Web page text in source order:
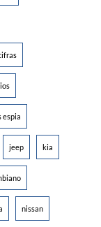
espia
jeep kia
nissan